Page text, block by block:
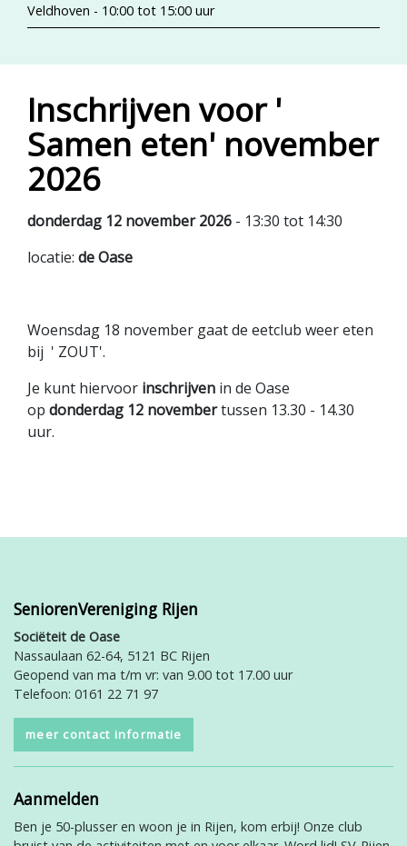
Veldhoven - 10:00 tot 15:00 uur
Inschrijven voor '
Samen eten' november
2026
donderdag 12 november 2026 - 13:30 tot 14:30
locatie: de Oase
Woensdag 18 november gaat de eetclub weer eten
bij ' ZOUT'.
Je kunt hiervoor inschrijven in de Oase
op donderdag 12 novembertussen 13.30 - 14.30
uur.
SeniorenVereniging Rijen
Sociëteit de Oase
Nassaulaan 62-64, 5121 BC Rijen
Geopend van ma t/m vr: van 9.00 tot 17.00 uur
Telefoon: 0161 22 71 97
meer contact informatie
Aanmelden
Ben je 50-plusser en woon je in Rijen, kom erbij! Onze club